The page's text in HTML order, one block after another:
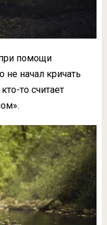
помощи
не начал кричать
то считает